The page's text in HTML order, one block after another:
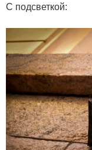
С подсветкой: